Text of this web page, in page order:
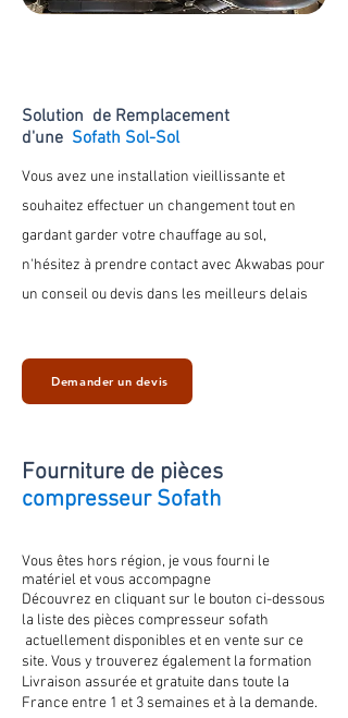
Solution de Remplacement
d'une Sofath Sol-Sol
Vous avez une installation vieillissante et
souhaitez effectuer un changement tout en
gardantgarder votre chauffage au sol,
n'hésitez à prendre contact avec Akwabas pour
un conseil ou devis dans les meilleurs delais
Demander un devis
Fourniture de pièces
compresseur Sofath
Vous êtes hors région, je vous fourni le
matériel et vous accompagne
Découvrez en cliquant sur le bouton ci-dessous
la liste des pièces compresseur sofath
actuellement disponibles et en vente sur ce
site. Vous y trouverez également la formation
Livraison assurée et gratuite dans toute la
France entre 1 et 3 semaines et à la demande.